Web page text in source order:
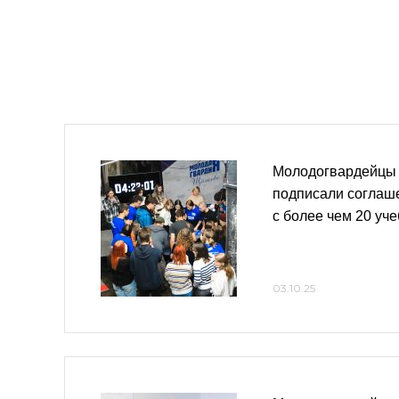
подписали
с более чем 20
03.10.25